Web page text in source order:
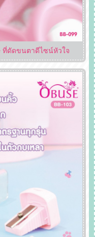
ที่ดัดขนตาดีไซน์หัวใจ